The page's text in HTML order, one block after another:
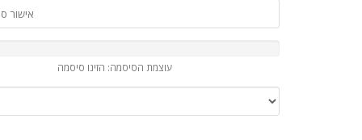
עוצמת הסיסמה: הזינו סיסמה